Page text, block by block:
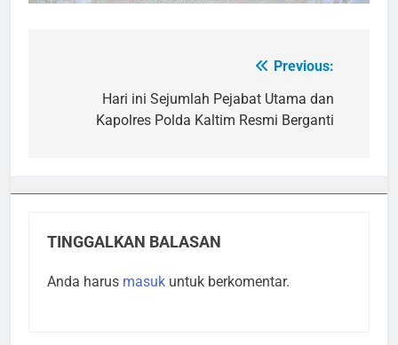
Previous:
Hari ini Sejumlah Pejabat Utama dan
Kapolres Polda Kaltim Resmi Berganti
TINGGALKAN BALASAN
Anda harus masuk untuk berkomentar.